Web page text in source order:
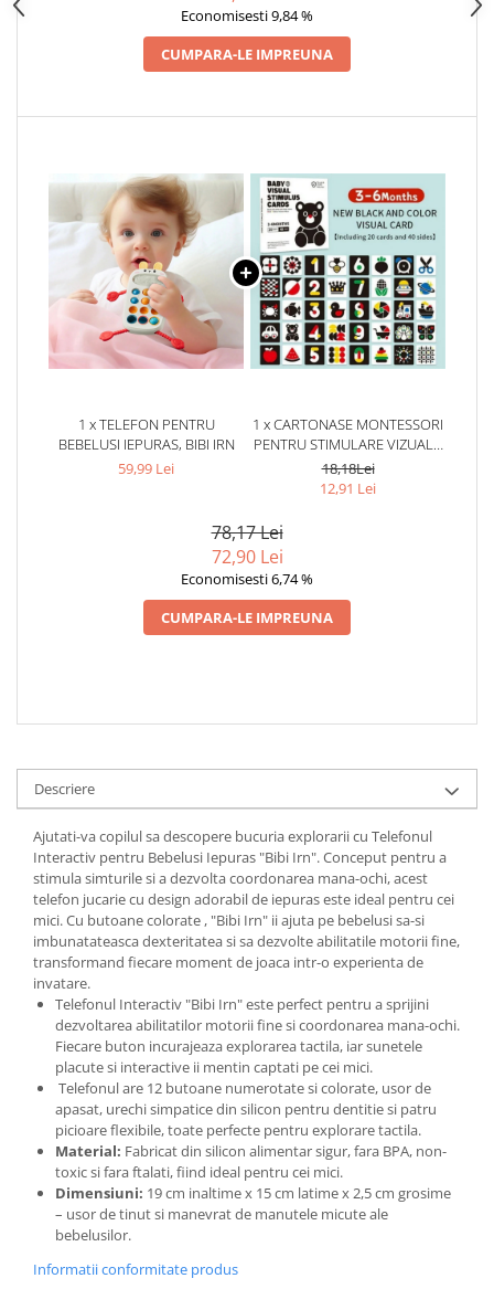
Economisesti 9,84 %
CUMPARA-LE IMPREUNA
1 x TELEFON PENTRU
BEBELUSI IEPURAS, BIBI IRN
59,99 Lei
1 x CARTONASE MONTESSORI
PENTRU STIMULARE VIZUALA
- SET EDUCATIV PENTRU
BEBELUSI 3-6 LUNI
18,18Lei
12,91 Lei
78,17 Lei
72,90 Lei
Economisesti 6,74 %
CUMPARA-LE IMPREUNA
Descriere
Ajutati-va copilul sa descopere bucuria explorarii cu Telefonul
Interactiv pentru Bebelusi Iepuras "Bibi Irn". Conceput pentru a
stimula simturile si a dezvolta coordonarea mana-ochi, acest
telefon jucarie cu design adorabil de iepuras este ideal pentru cei
mici. Cu butoane colorate , "Bibi Irn" ii ajuta pe bebelusi sa-si
imbunatateasca dexteritatea si sa dezvolte abilitatile motorii fine,
transformand fiecare moment de joaca intr-o experienta de
invatare.
Telefonul Interactiv "Bibi Irn" este perfect pentru a sprijini
dezvoltarea abilitatilor motorii fine si coordonarea mana-ochi.
Fiecare buton incurajeaza explorarea tactila, iar sunetele
placute si interactive ii mentin captati pe cei mici.
Telefonul are 12 butoane numerotate si colorate, usor de
apasat, urechi simpatice din silicon pentru dentitie si patru
picioare flexibile, toate perfecte pentru explorare tactila.
Material: Fabricat din silicon alimentar sigur, fara BPA, non-
toxic si fara ftalati, fiind ideal pentru cei mici.
Dimensiuni: 19 cm inaltime x 15 cm latime x 2,5 cm grosime
– usor de tinut si manevrat de manutele micute ale
bebelusilor.
Informatii conformitate produs